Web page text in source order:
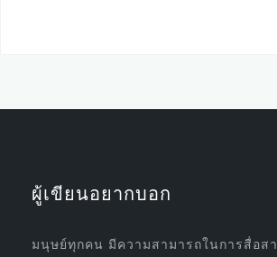
ผู้เขียนอยากบอก
มนุษย์ทุกคน มีความสามารถในการสื่อส